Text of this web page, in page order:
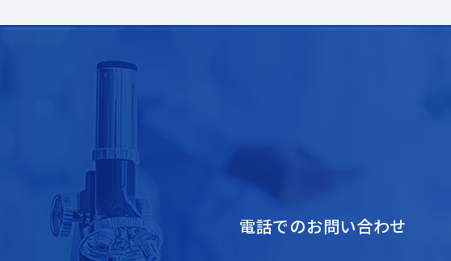
電話でのお問い合わせ